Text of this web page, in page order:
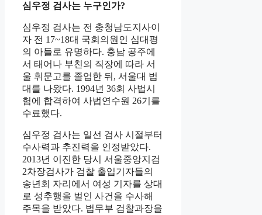
심우정 검사는 누구인가?
심우정 검사는 전 충청남도지사이
자 전 17~18대 국회의원인 심대평
의 아들로 유명하다. 충남 공주에
서 태어나 부친의 직장에 따라 서
울 휘문고를 졸업한 뒤, 서울대 법
대를 나왔다. 1994년 36회 사법시
험에 합격하여 사법연수원 26기를
수료했다.
심우정 검사는 일선 검사 시절부터
수사력과 추진력을 인정받았다.
2013년 이진한 당시 서울중앙지검
2차장검사가 검찰 출입기자들의
송년회 자리에서 여성 기자를 상대
로 성추행을 벌인 사건을 수사해
주목을 받았다. 법무부 검찰과장을